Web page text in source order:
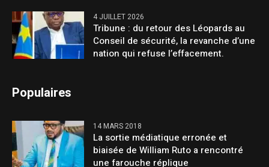
4 JUILLET 2026
Tribune : du retour des Léopards au
Conseil de sécurité, la revanche d’une
nation qui refuse l’effacement.
Populaires
14 MARS 2018
La sortie médiatique erronée et
biaisée de William Ruto a rencontré
une farouche réplique